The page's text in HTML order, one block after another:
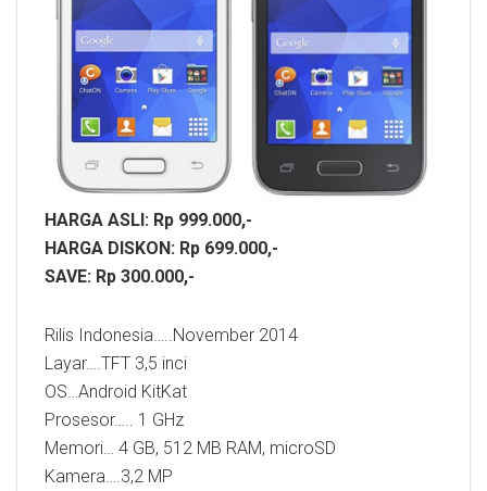
HARGA ASLI: Rp 999.000,-
HARGA DISKON: Rp 699.000,-
SAVE: Rp 300.000,-
Rilis Indonesia…..November 2014
Layar….TFT 3,5 inci
OS…Android KitKat
Prosesor….. 1 GHz
Memori… 4 GB, 512 MB RAM, microSD
Kamera….3,2 MP